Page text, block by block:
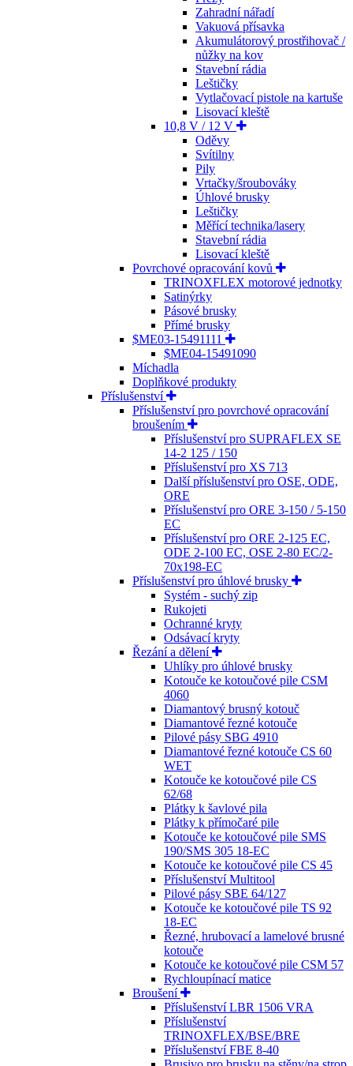
Zahradní nářadí
Vakuová přísavka
Akumulátorový prostřihovač /
nůžky na kov
Stavební rádia
Leštičky
Vytlačovací pistole na kartuše
Lisovací kleště
10,8 V / 12 V
Oděvy
Svítilny
Pily
Vrtačky/šroubováky
Úhlové brusky
Leštičky
Měřící technika/lasery
Stavební rádia
Lisovací kleště
Povrchové opracování kovů
TRINOXFLEX motorové jednotky
Satinýrky
Pásové brusky
Přímé brusky
$ME03-15491111
$ME04-15491090
Míchadla
Doplňkové produkty
Příslušenství
Příslušenství pro povrchové opracování
broušením
Příslušenství pro SUPRAFLEX SE
14-2 125 / 150
Příslušenství pro XS 713
Další příslušenství pro OSE, ODE,
ORE
Příslušenství pro ORE 3-150 / 5-150
EC
Příslušenství pro ORE 2-125 EC,
ODE 2-100 EC, OSE 2-80 EC/2-
70x198-EC
Příslušenství pro úhlové brusky
Systém - suchý zip
Rukojeti
Ochranné kryty
Odsávací kryty
Řezání a dělení
Uhlíky pro úhlové brusky
Kotouče ke kotoučové pile CSM
4060
Diamantový brusný kotouč
Diamantové řezné kotouče
Pilové pásy SBG 4910
Diamantové řezné kotouče CS 60
WET
Kotouče ke kotoučové pile CS
62/68
Plátky k šavlové pila
Plátky k přímočaré pile
Kotouče ke kotoučové pile SMS
190/SMS 305 18-EC
Kotouče ke kotoučové pile CS 45
Příslušenství Multitool
Pilové pásy SBE 64/127
Kotouče ke kotoučové pile TS 92
18-EC
Řezné, hrubovací a lamelové brusné
kotouče
Kotouče ke kotoučové pile CSM 57
Rychloupínací matice
Broušení
Příslušenství LBR 1506 VRA
Příslušenství
TRINOXFLEX/BSE/BRE
Příslušenství FBE 8-40